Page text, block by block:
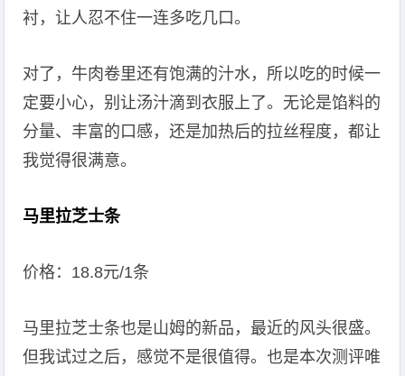
衬，让人忍不住一连多吃几口。
对了，牛肉卷里还有饱满的汁水，所以吃的时候一
定要小心，别让汤汁滴到衣服上了。无论是馅料的
分量、丰富的口感，还是加热后的拉丝程度，都让
我觉得很满意。
马里拉芝士条
价格：18.8元/1条
马里拉芝士条也是山姆的新品，最近的风头很盛。
但我试过之后，感觉不是很值得。也是本次测评唯